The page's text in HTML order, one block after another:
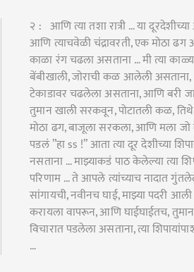
२ : आणि त्या तशा रात्री … या
आणि त्याचवेळी चंद्रावरती, एक मोठा
काळा रंग चढला असताना … मी त्या
बेंबीखाली, जोराची कळ आलेली
टेकाडावर चढलेला असताना, आणि बरी
तुमान खाली सरकवून, पोटातली कळ,
मोठा ढग, बाजूला सरकला, आणि मला जो
पडलं ”हा ss !” आता त्या दूर देशीच्या
नसताना … माझ्याकडं पाठ केलेल्या त्या
परिणाम … ते आपले त्यांच्याच नादात
सांगायची, नवीनच घाई, माझ्या पदरी
करायला वापरून, आणि घाईघाईतच,
विचारात पडलेला असताना, त्या
…